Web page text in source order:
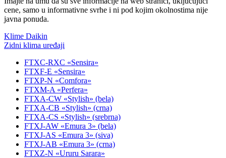
cene, samo u informativne svrhe i ni pod kojim okolnostima nije
javna ponuda.
Klime Daikin
Zidni klima uređaji
FTXC-RXC «Sensira»
FTXF-E «Sensira»
FTXP-N «Comfora»
FTXM-A «Perfera»
FTXA-CW «Stylish» (bela)
FTXA-CB «Stylish» (crna)
FTXA-CS «Stylish» (srebrna)
FTXJ-AW «Emura 3» (bela)
FTXJ-AS «Emura 3» (siva)
FTXJ-AB «Emura 3» (crna)
FTXZ-N «Ururu Sarara»